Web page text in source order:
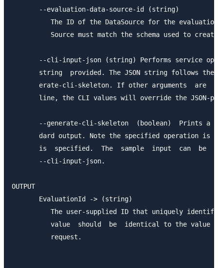
       --evaluation-data-source-id (string)
The ID of the DataSource for the
Source must match the schema used to
--cli-input-json (string) Performs service
string  provided. The JSON string follows the
erate-cli-skeleton. If other arguments  are
line, the CLI values will override the JSON-
--generate-cli-skeleton  (boolean)  Prints a
dard output. Note the specified operation is
is  specified.  The  sample  input  can  be
       --cli-input-json.
OUTPUT
       EvaluationId -> (string)
The user-supplied ID that uniquely
value  should  be  identical to the value
          request.